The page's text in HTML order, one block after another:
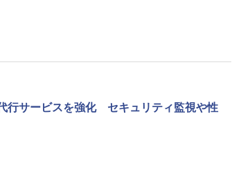
行サービスを強化 セキュリティ監視や性